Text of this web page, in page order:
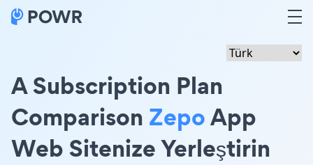
A Subscription Plan
Comparison ZepoApp
Web Sitenize Yerleştirin